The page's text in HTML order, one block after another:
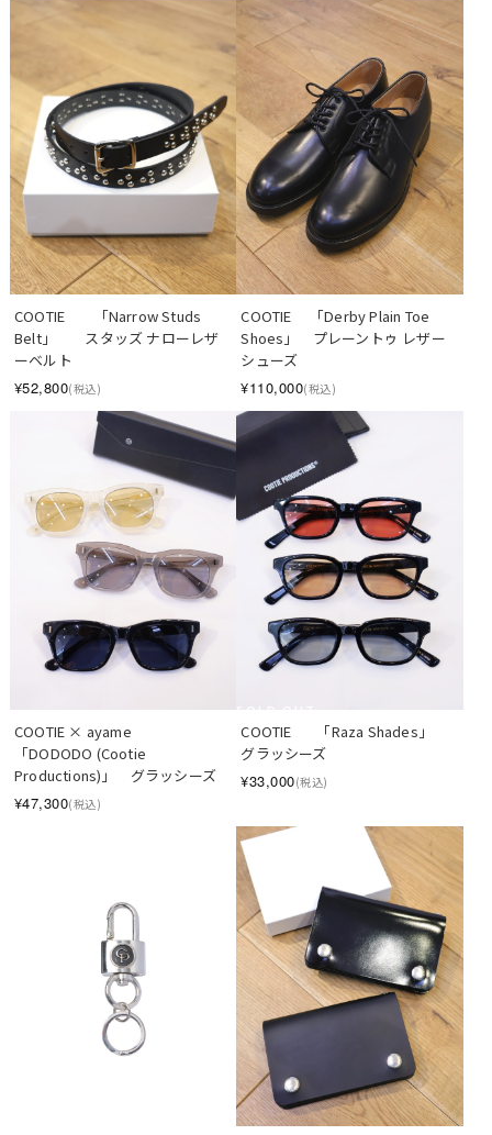
COOTIE　　「Narrow Studs
Belt」　　スタッズ ナローレザ
ーベルト
¥52,800(税込)
COOTIE 　「Derby Plain Toe
Shoes」　プレーントゥ レザー
シューズ
¥110,000(税込)
COOTIE × ayame
「DODODO (Cootie
Productions)」　グラッシーズ
¥47,300(税込)
COOTIE　   「Raza Shades」
グラッシーズ
¥33,000(税込)